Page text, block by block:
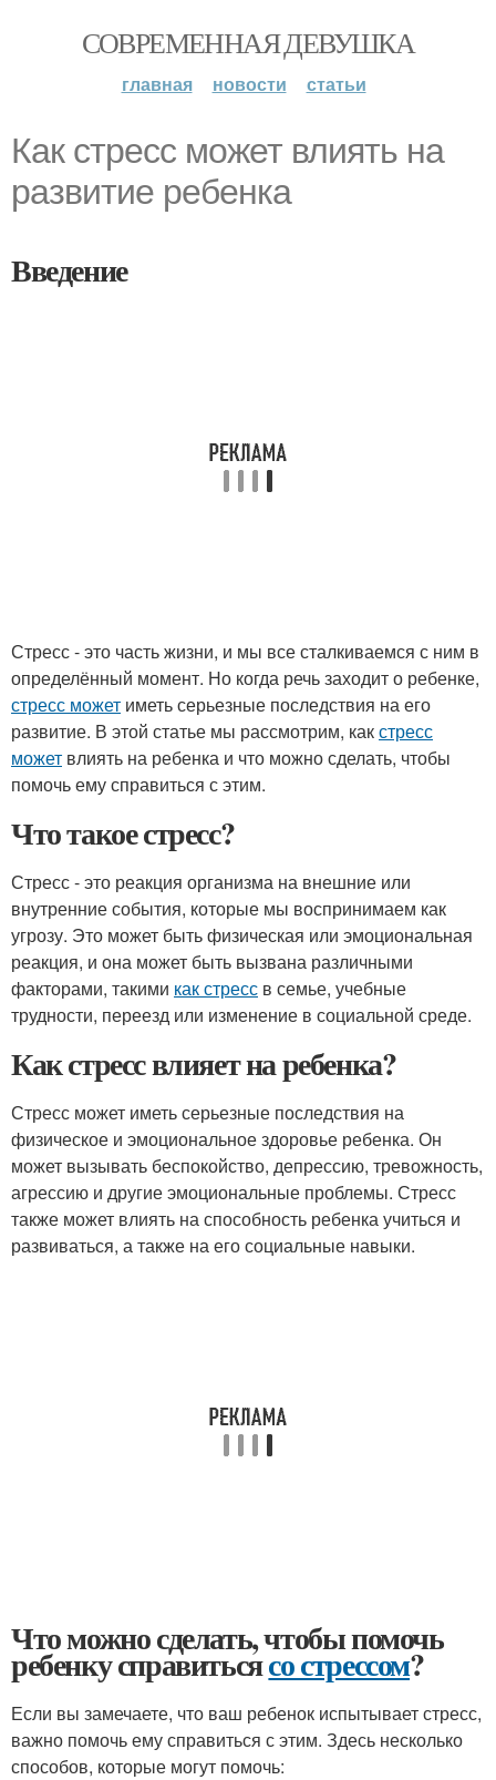
СОВРЕМЕННАЯ ДЕВУШКА
главная новости статьи
Как стресс может влиять на
развитие ребенка
Введение
Стресс - это часть жизни, и мы все сталкиваемся с ним в
определённый момент. Но когда речь заходит о ребенке,
стресс может иметь серьезные последствия на его
развитие. В этой статье мы рассмотрим, какстресс
может влиять на ребенка и что можно сделать, чтобы
помочь ему справиться с этим.
Что такое стресс?
Стресс - это реакция организма на внешние или
внутренние события, которые мы воспринимаем как
угрозу. Это может быть физическая или эмоциональная
реакция, и она может быть вызвана различными
факторами, такими как стресс в семье, учебные
трудности, переезд или изменение в социальной среде.
Как стресс влияет на ребенка?
Стресс может иметь серьезные последствия на
физическое и эмоциональное здоровье ребенка. Он
может вызывать беспокойство, депрессию, тревожность,
агрессию и другие эмоциональные проблемы. Стресс
также может влиять на способность ребенка учиться и
развиваться, а также на его социальные навыки.
Что можно сделать, чтобы помочь
ребенку справитьсясо стрессом?
Если вы замечаете, что ваш ребенок испытывает стресс,
важно помочь ему справиться с этим. Здесь несколько
способов, которые могут помочь: